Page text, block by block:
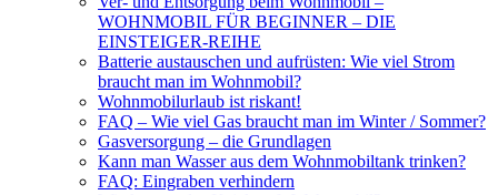
WOHNMOBIL FÜR BEGINNER – DIE
EINSTEIGER-REIHE
Batterie austauschen und aufrüsten: Wie viel Strom
braucht man im Wohnmobil?
Wohnmobilurlaub ist riskant!
FAQ – Wie viel Gas braucht man im Winter / Sommer?
Gasversorgung – die Grundlagen
Kann man Wasser aus dem Wohnmobiltank trinken?
FAQ: Eingraben verhindern